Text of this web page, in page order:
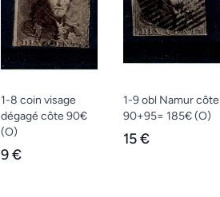
1-8 coin visage
dégagé côte 90€
(O)
9 €
1-9 obl Namur côte
90+95= 185€(O)
15 €